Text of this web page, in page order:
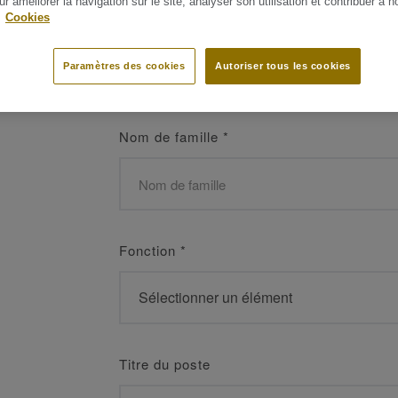
Nom de famille *
Fonction *
Titre du poste
Cookies
Autoriser tous les cookies
Paramètres des cookies